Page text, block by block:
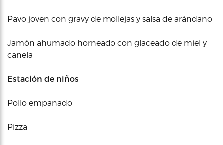
Pavo joven con gravy de mollejas y salsa de arándano
Jamón ahumado horneado con glaceado de miel y
canela
Estación de niños
Pollo empanado
Pizza